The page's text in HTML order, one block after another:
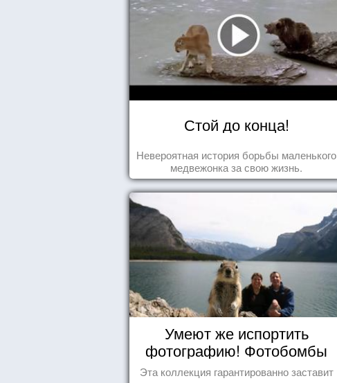
Стой до конца!
Невероятная история борьбы маленького
медвежонка за свою жизнь.
Умеют же испортить
фотографию! Фотобомбы
животных
Эта коллекция гарантированно заставит